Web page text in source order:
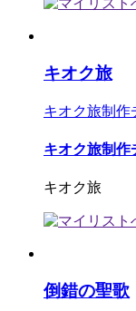
キオク旅
キオク旅制作
キオク旅制作
キオク旅
倒錯の聖歌